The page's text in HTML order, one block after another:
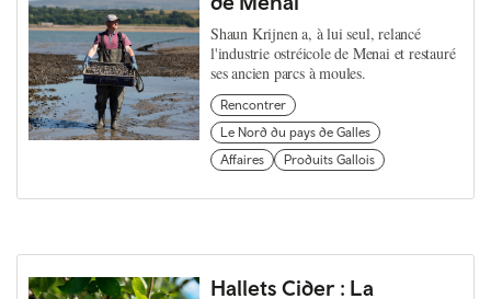
Shaun Krijnen a, à lui seul, relancé
l'industrie ostréicole de Menai et restauré
ses ancien parcs à moules.
Rencontrer
Le Nord du pays de Galles
Affaires
Produits Gallois
Hallets Cider : La